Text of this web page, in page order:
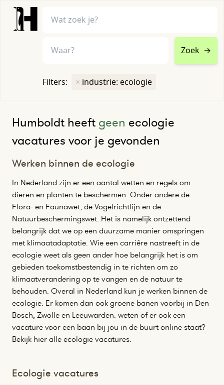
Zoek →
Filters: × industrie: ecologie
Humboldt heeft geen ecologie
vacatures voor je gevonden
Werken binnen de ecologie
In Nederland zijn er een aantal wetten en regels om
dieren en planten te beschermen. Onder andere de
Flora- en Faunawet, de Vogelrichtlijn en de
Natuurbeschermingswet. Het is namelijk ontzettend
belangrijk dat we op een duurzame manier omspringen
met klimaatadaptatie. Wie een carrière nastreeft in de
ecologie weet als geen ander hoe belangrijk het is om
gebieden toekomstbestendig in te richten om zo
klimaatverandering op te vangen en de natuur te
behouden. Overal in Nederland kun je werken binnen de
ecologie. Er komen dan ook groene banen voorbij in Den
Bosch, Zwolle en Leeuwarden. weten of er ook een
vacature voor een baan bij jou in de buurt online staat?
Bekijk hier alle ecologie vacatures.
Ecologie vacatures